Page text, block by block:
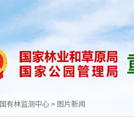
国有林监测中心 > 图片新闻